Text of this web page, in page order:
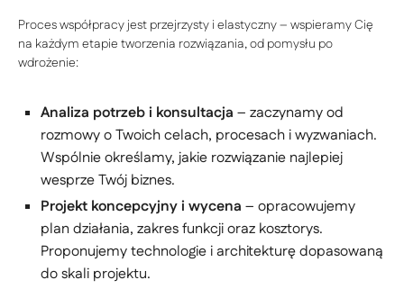
Proces współpracy jest przejrzysty i elastyczny – wspieramy Cię
na każdym etapie tworzenia rozwiązania, od pomysłu po
wdrożenie:
Analiza potrzeb i konsultacja – zaczynamy od
rozmowy o Twoich celach, procesach i wyzwaniach.
Wspólnie określamy, jakie rozwiązanie najlepiej
wesprze Twój biznes.
Projekt koncepcyjny i wycena – opracowujemy
plan działania, zakres funkcji oraz kosztorys.
Proponujemy technologie i architekturę dopasowaną
do skali projektu.